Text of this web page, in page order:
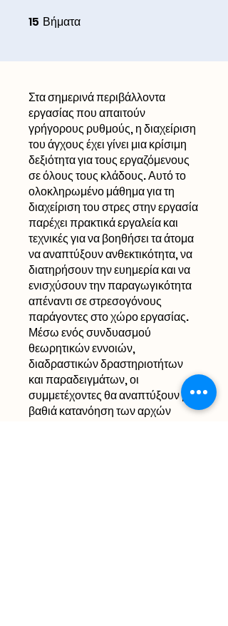
15 Βήματα
Στα σημερινά περιβάλλοντα
εργασίας που απαιτούν
γρήγορους ρυθμούς, η διαχείριση
του άγχους έχει γίνει μια κρίσιμη
δεξιότητα για τους εργαζόμενους
σε όλους τους κλάδους. Αυτό το
ολοκληρωμένο μάθημα για τη
διαχείριση του στρες στην εργασία
παρέχει πρακτικά εργαλεία και
τεχνικές για να βοηθήσει τα άτομα
να αναπτύξουν ανθεκτικότητα, να
διατηρήσουν την ευημερία και να
ενισχύσουν την παραγωγικότητα
απέναντι σε στρεσογόνους
παράγοντες στο χώρο εργασίας.
Μέσω ενός συνδυασμού
θεωρητικών εννοιών,
διαδραστικών δραστηριοτήτων
και παραδειγμάτων, οι
συμμετέχοντες θα αναπτύξουν μια
βαθιά κατανόηση των αρχών